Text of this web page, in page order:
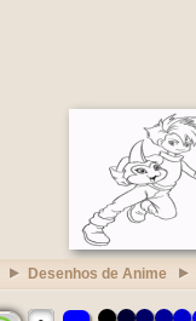
Desenhos de Anime